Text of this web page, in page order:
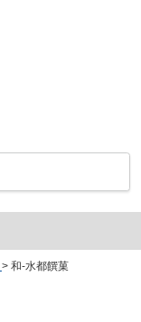
> 和-水都饌菓